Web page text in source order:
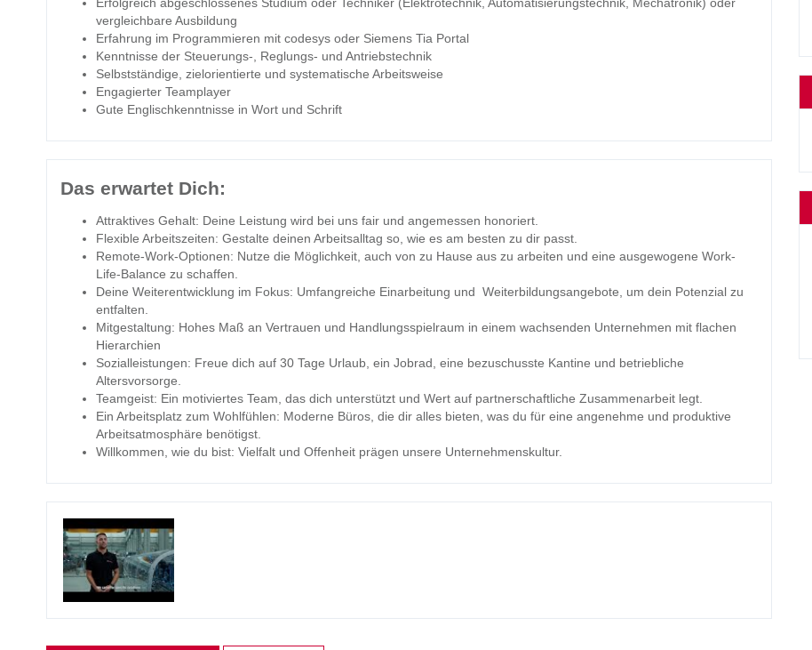
vergleichbare Ausbildung
Erfahrung im Programmieren mit codesys oder Siemens Tia Portal
Kenntnisse der Steuerungs-, Reglungs- und Antriebstechnik
Selbstständige, zielorientierte und systematische Arbeitsweise
Engagierter Teamplayer
Gute Englischkenntnisse in Wort und Schrift
Das erwartet Dich:
Attraktives Gehalt: Deine Leistung wird bei uns fair und angemessen honoriert.
Flexible Arbeitszeiten: Gestalte deinen Arbeitsalltag so, wie es am besten zu dir passt.
Remote-Work-Optionen: Nutze die Möglichkeit, auch von zu Hause aus zu arbeiten und eine ausgewogene Work-
Life-Balance zu schaffen.
Deine Weiterentwicklung im Fokus: Umfangreiche Einarbeitung und Weiterbildungsangebote, um dein Potenzial zu
entfalten.
Mitgestaltung: Hohes Maß an Vertrauen und Handlungsspielraum in einem wachsenden Unternehmen mit flachen
Hierarchien
Sozialleistungen: Freue dich auf 30 Tage Urlaub, ein Jobrad, eine bezuschusste Kantine und betriebliche
Altersvorsorge.
Teamgeist: Ein motiviertes Team, das dich unterstützt und Wert auf partnerschaftliche Zusammenarbeit legt.
Ein Arbeitsplatz zum Wohlfühlen: Moderne Büros, die dir alles bieten, was du für eine angenehme und produktive
Arbeitsatmosphäre benötigst.
Willkommen, wie du bist: Vielfalt und Offenheit prägen unsere Unternehmenskultur.